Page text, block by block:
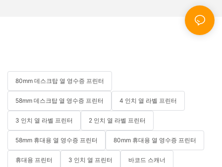
80mm 데스크탑 열 영수증 프린터
58mm 데스크탑 열 영수증 프린터 4 인치 열 라벨 프린터
3 인치 열 라벨 프린터 2 인치 열 라벨 프린터
58mm 휴대용 열 영수증 프린터 80mm 휴대용 열 영수증 프린터
휴대용 프린터 3 인치 열 프린터 바코드 스캐너